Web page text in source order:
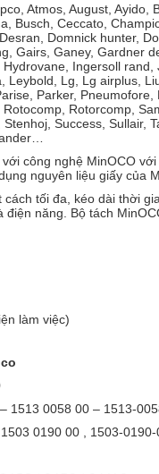
Atmos, August, Ayido,
Busch, Ceccato,
Domnick hunter,
Gairs, Ganey, Gardner
Ingersoll rand,
Lg, Lg airplus,
Parker, Pneumofore,
Rotorcomp,
Success, Sullair,
công nghệ MinOCO
nguyên liệu giấy của
tối đa, kéo dài thời
năng. Bộ tách
làm việc)
1513 0058 00 – 1513-
0190 00 , 1503-0190-